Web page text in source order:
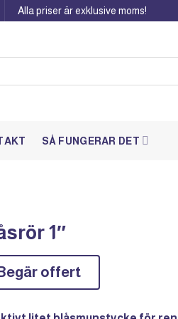
Alla priser är exklusive moms!
SÅ FUNGERAR DET
1″
offert